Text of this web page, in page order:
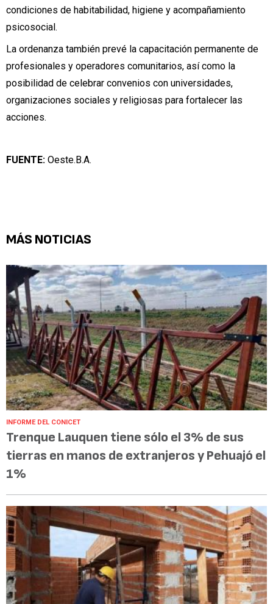
condiciones de habitabilidad, higiene y acompañamiento
psicosocial.
La ordenanza también prevé la capacitación permanente de
profesionales y operadores comunitarios, así como la
posibilidad de celebrar convenios con universidades,
organizaciones sociales y religiosas para fortalecer las
acciones.
FUENTE: Oeste.B.A.
MÁS NOTICIAS
INFORME DEL CONICET
Trenque Lauquen tiene sólo el 3% de sus
tierras en manos de extranjeros y Pehuajó el
1%